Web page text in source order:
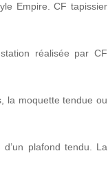
Empire. CF tapissier
réalisée par CF
la moquette tendue ou
plafond tendu. La